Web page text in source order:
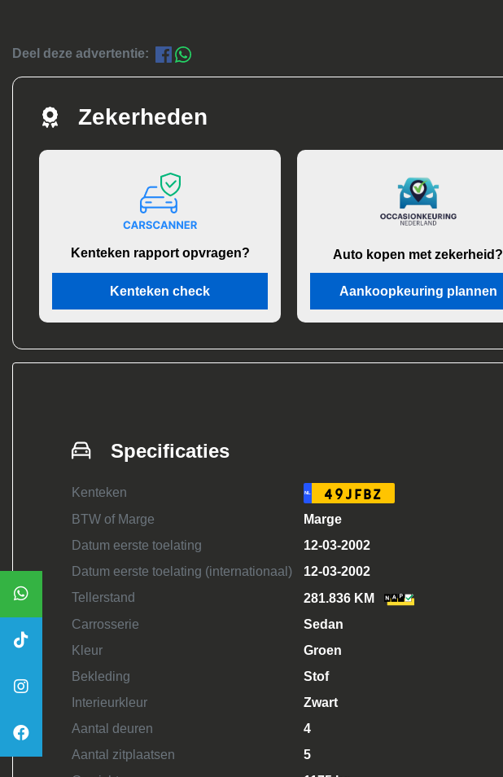
Deel deze advertentie:
Zekerheden
Kenteken rapport opvragen?
Kenteken check
Auto kopen met zekerheid?
Aankoopkeuring plannen
Specificaties
Kenteken NL 49JFBZ
BTW of Marge
Marge
Datum eerste toelating
12-03-2002
Datum eerste toelating (internationaal)
12-03-2002
Tellerstand
281.836 KM
Carrosserie
Sedan
Kleur
Groen
Bekleding
Stof
Interieurkleur
Zwart
Aantal deuren
4
Aantal zitplaatsen
5